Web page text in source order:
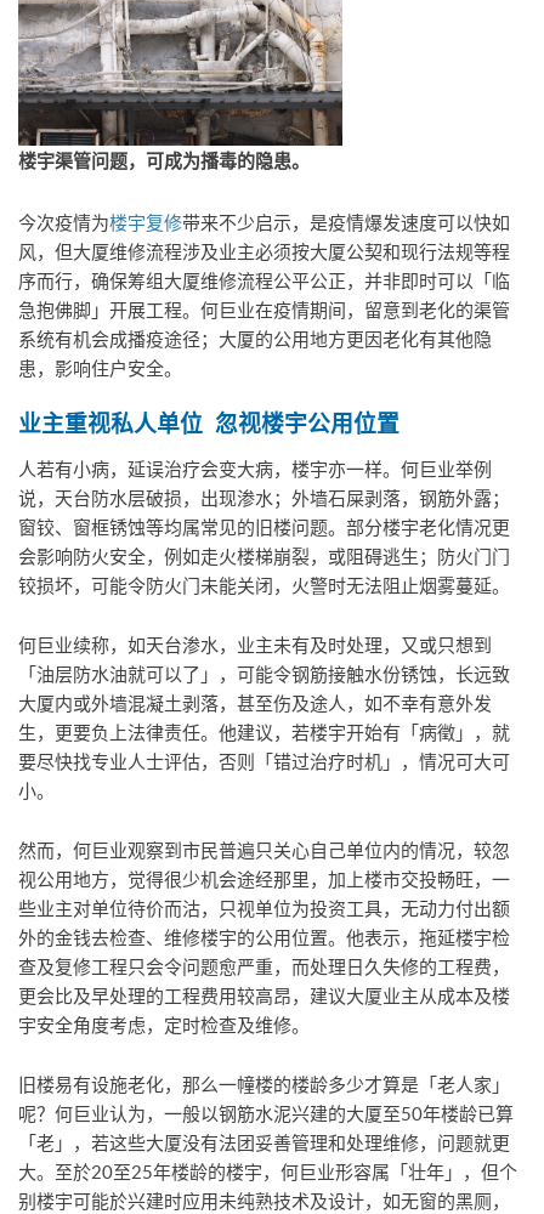
楼宇渠管问题，可成为播毒的隐患。
今次疫情为楼宇复修带来不少启示，是疫情爆发速度可以快如
风，但大厦维修流程涉及业主必须按大厦公契和现行法规等程
序而行，确保筹组大厦维修流程公平公正，并非即时可以「临
急抱佛脚」开展工程。何巨业在疫情期间，留意到老化的渠管
系统有机会成播疫途径；大厦的公用地方更因老化有其他隐
患，影响住户安全。
业主重视私人单位 忽视楼宇公用位置
人若有小病，延误治疗会变大病，楼宇亦一样。何巨业举例
说，天台防水层破损，出现渗水；外墙石屎剥落，钢筋外露；
窗铰、窗框锈蚀等均属常见的旧楼问题。部分楼宇老化情况更
会影响防火安全，例如走火楼梯崩裂，或阻碍逃生；防火门门
铰损坏，可能令防火门未能关闭，火警时无法阻止烟雾蔓延。
何巨业续称，如天台渗水，业主未有及时处理，又或只想到
「油层防水油就可以了」，可能令钢筋接触水份锈蚀，长远致
大厦内或外墙混凝土剥落，甚至伤及途人，如不幸有意外发
生，更要负上法律责任。他建议，若楼宇开始有「病徵」，就
要尽快找专业人士评估，否则「错过治疗时机」，情况可大可
小。
然而，何巨业观察到市民普遍只关心自己单位内的情况，较忽
视公用地方，觉得很少机会途经那里，加上楼市交投畅旺，一
些业主对单位待价而沽，只视单位为投资工具，无动力付出额
外的金钱去检查、维修楼宇的公用位置。他表示，拖延楼宇检
查及复修工程只会令问题愈严重，而处理日久失修的工程费，
更会比及早处理的工程费用较高昂，建议大厦业主从成本及楼
宇安全角度考虑，定时检查及维修。
旧楼易有设施老化，那么一幢楼的楼龄多少才算是「老人家」
呢？何巨业认为，一般以钢筋水泥兴建的大厦至50年楼龄已算
「老」，若这些大厦没有法团妥善管理和处理维修，问题就更
大。至於20至25年楼龄的楼宇，何巨业形容属「壮年」，但个
别楼宇可能於兴建时应用未纯熟技术及设计，如无窗的黑厕，